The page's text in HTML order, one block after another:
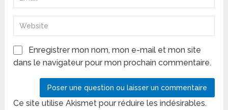
Enregistrer mon nom, mon e-mail et mon site
dans le navigateur pour mon prochain commentaire.
Ce site utilise Akismet pour réduire les indésirables.